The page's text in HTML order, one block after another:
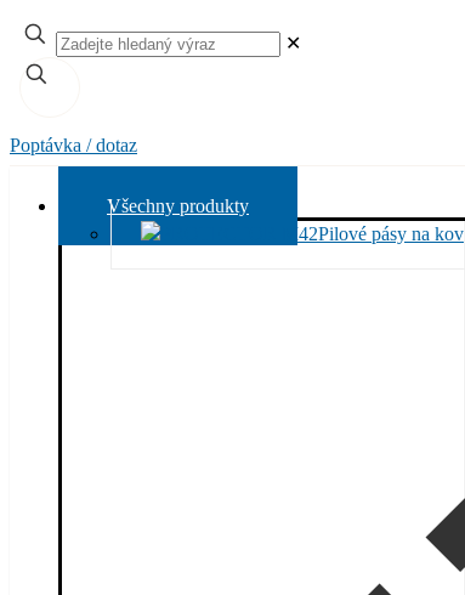
✕
Poptávka / dotaz
Všechny produkty
Pilové pásy na kov